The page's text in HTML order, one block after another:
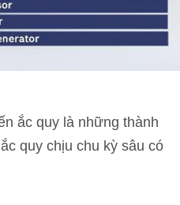
ắc quy là những thành
quy chịu chu kỳ sâu có